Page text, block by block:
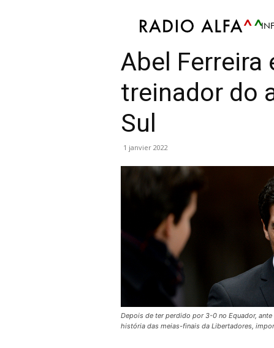
Atualidade Desportiva Futebol
Abel
treinador do
Sul
1 janvier 2022
Depois de ter perdido por 3-0 no Equador,
história das meias-finais da Libertadores,